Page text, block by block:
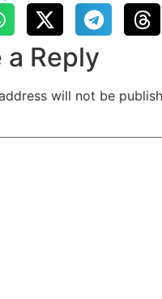
a Reply
will not be